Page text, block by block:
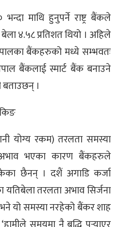
माथि हुनुपर्ने राष्ट्र बैंकले
४.५८ प्रतिशत थियो । अहिले
बैंकहरुको मध्ये सम्भवतः
बैंकलाई स्मार्ट बैंक बनाउने
।
योग्य रकम) तरलता समस्या
भएका कारण बैंकहरुले
छैनन् । दशैं अगाडि कर्जा
तरलता अभाव सिर्जना
यो समस्या नरहेको बैंकर शाह